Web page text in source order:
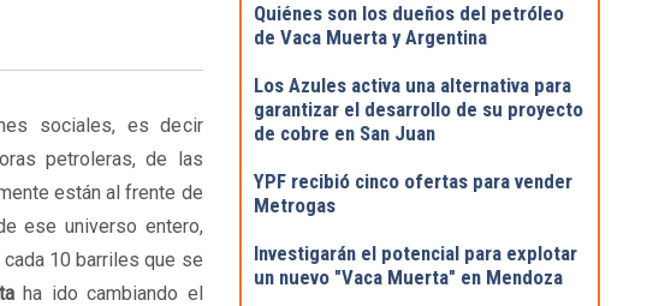
sociales, es decir
petroleras, de las
están al frente de
ese universo entero,
10 barriles que se
ha ido cambiando el
Quiénes son los dueños del petróleo
de Vaca Muerta y Argentina
Los Azules activa una alternativa para
garantizar el desarrollo de su proyecto
de cobre en San Juan
YPF recibió cinco ofertas para vender
Metrogas
Investigarán el potencial para explotar
un nuevo "Vaca Muerta" en Mendoza